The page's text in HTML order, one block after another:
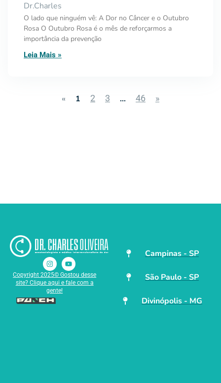
Dr.Charles
O lado que ninguém vê: A Dor no Câncer e o Outubro
Rosa O Outubro Rosa é o mês de reforçarmos a
importância da prevenção
Leia Mais »
« 1 2 3 … 46 »
Copyright 2025© Gostou desse
site? Clique aqui e fale com a
gente!
Campinas - SP
São Paulo - SP
Divinópolis - MG